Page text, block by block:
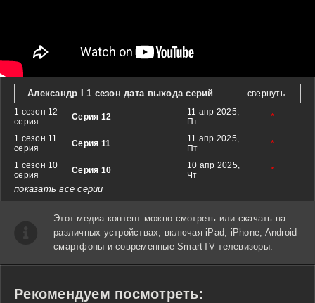
Александр I 1 сезон дата выхода серий
свернуть
1 сезон 12
серия
Серия 12
11 апр 2025,
Пт
*
1 сезон 11
серия
Серия 11
11 апр 2025,
Пт
*
1 сезон 10
серия
Серия 10
10 апр 2025,
Чт
*
показать все серии
Этот медиа контент можно смотреть или скачать на
различных устройствах, включая iPad, iPhone, Android-
смартфоны и современные SmartTV телевизоры.
Рекомендуем посмотреть: